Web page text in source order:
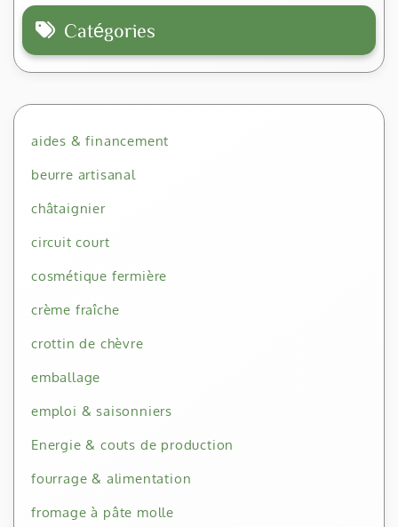
Catégories
aides & financement
beurre artisanal
châtaignier
circuit court
cosmétique fermière
crème fraîche
crottin de chèvre
emballage
emploi & saisonniers
Energie & couts de production
fourrage & alimentation
fromage à pâte molle